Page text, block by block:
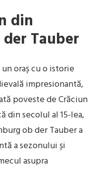
din
Tauber
oraș cu o istorie
impresionantă,
poveste de Crăciun
din secolul al 15-lea,
ob der Tauber a
a sezonului și
asupra